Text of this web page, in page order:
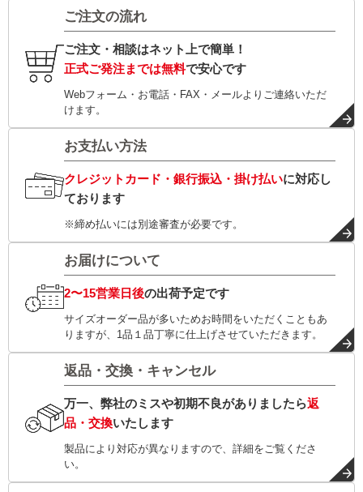
ご注文の流れ
ご注文・相談はネット上で簡単！
正式ご発注までは無料で安心です
Webフォーム・お電話・FAX・メールよりご連絡いただ
けます。
お支払い方法
クレジットカード・銀行振込・掛け払いに対応し
ております
※締め払いには別途審査が必要です。
お届けについて
2〜15営業日後の出荷予定です
サイズオーダー品が多いためお時間をいただくこともあ
りますが、1品１品丁寧に仕上げさせていただきます。
返品・交換・キャンセル
万一、弊社のミスや初期不良がありましたら返
品・交換いたします
製品により対応が異なりますので、詳細をご覧くださ
い。